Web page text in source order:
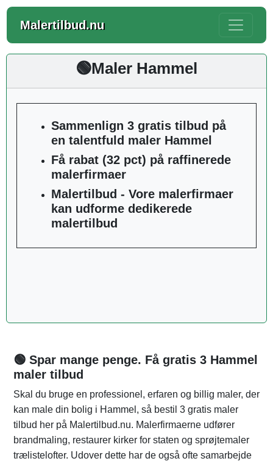
Malertilbud.nu
🟢Maler Hammel
Sammenlign 3 gratis tilbud på
en talentfuld maler Hammel
Få rabat (32 pct) på raffinerede
malerfirmaer
Malertilbud - Vore malerfirmaer
kan udforme dedikerede
malertilbud
🟢 Spar mange penge. Få gratis 3 Hammel
maler tilbud
Skal du bruge en professionel, erfaren og billig maler, der
kan male din bolig i Hammel, så bestil 3 gratis maler
tilbud her på Malertilbud.nu. Malerfirmaerne udfører
brandmaling, restaurer kirker for staten og sprøjtemaler
trælistelofter. Udover dette har de også ofte samarbejde